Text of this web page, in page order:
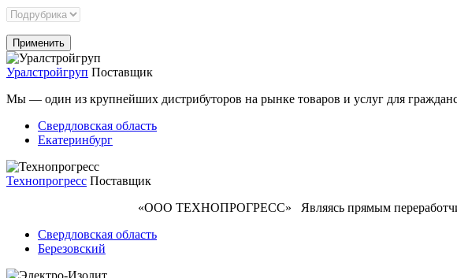
Уралстройгруп Поставщик
Мы — один из крупнейших дистрибуторов на рынке товаров и услуг для
Свердловская область
Екатеринбург
Технопрогресс Поставщик
«ООО ТЕХНОПРОГРЕСС» Являясь прямым
Свердловская область
Березовский